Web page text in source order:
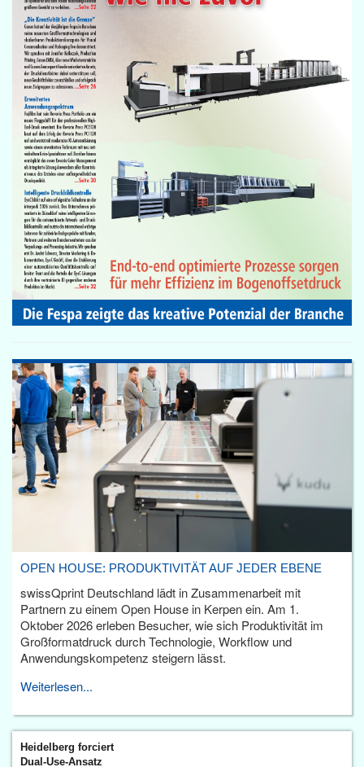
OPEN HOUSE: PRODUKTIVITÄT AUF JEDER EBENE
swissQprint Deutschland lädt in Zusammenarbeit mit
Partnern zu einem Open House in Kerpen ein. Am 1.
Oktober 2026 erleben Besucher, wie sich Produktivität im
Großformatdruck durch Technologie, Workflow und
Anwendungskompetenz steigern lässt.
Weiterlesen...
Heidelberg forciert
Dual-Use-Ansatz